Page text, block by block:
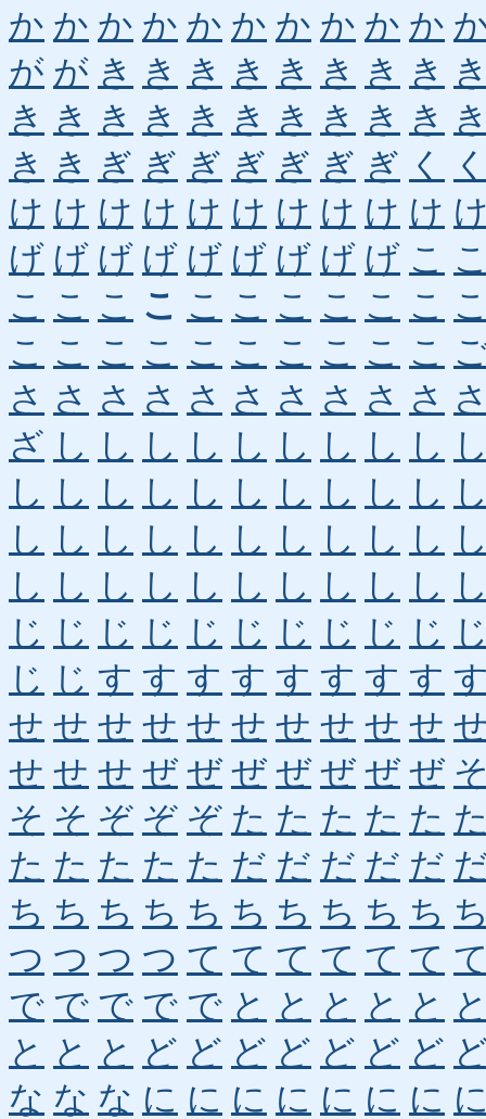
か か か か か か か か か か
が が き き き き き き き き
き き き き き き き き き き
き き ぎ ぎ ぎ ぎ ぎ ぎ ぎ く
け け け け け け け け け け
げ げ げ げ げ げ げ げ げ こ
こ こ こ こ こ こ こ こ こ こ
こ こ こ こ こ こ こ こ こ こ
さ さ さ さ さ さ さ さ さ さ
ざ し し し し し し し し し
し し し し し し し し し し
し し し し し し し し し し
し し し し し し し し し し
じ じ じ じ じ じ じ じ じ じ
じ じ す す す す す す す す
せ せ せ せ せ せ せ せ せ せ
せ せ せ ぜ ぜ ぜ ぜ ぜ ぜ ぜ
そ そ ぞ ぞ ぞ た た た た た
た た た た た だ だ だ だ だ
ち ち ち ち ち ち ち ち ち ち
つ つ つ つ て て て て て て
で で で で で と と と と と
と と と ど ど ど ど ど ど ど
な な な に に に に に に に